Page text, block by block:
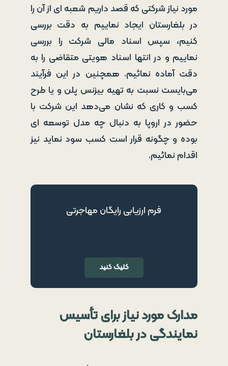
مورد نیاز شرکتی که قصد داریم شعبه ای از آن را
در بلغارستان ایجاد نماییم به دقت بررسی
کنیم، سپس اسناد مالی شرکت را بررسی
نماییم و در انتها اسناد هویتی متقاضی را به
دقت آماده نمائیم. همچنین در این فرآیند
می‌بایست نسبت به تهیه بیزنس پلن و یا طرح
کسب و کاری که نشان می‌دهد این شرکت با
حضور در اروپا به دنبال چه مدل توسعه ای
بوده و چگونه قرار است کسب سود نماید نیز
اقدام نمائیم.
فرم ارزیابی رایگان مهاجرتی
کلیک کنید
مدارک مورد نیاز برای تأسیس
نمایندگی در بلغارستان